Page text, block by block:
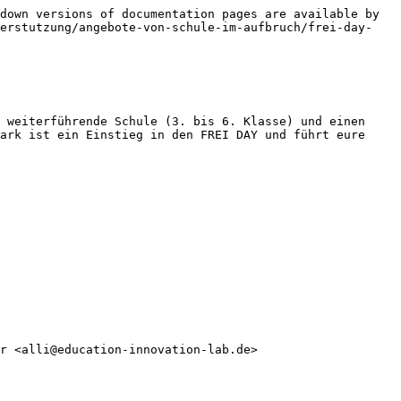
versions of documentation pages are available by
angebote-von-schule-im-aufbruch/frei-day-
Schule (3. bis 6. Klasse) und einen
ist ein Einstieg in den FREI DAY und führt eure